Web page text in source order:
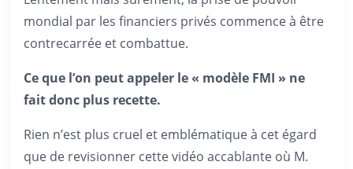
mondial par les financiers privés commence à être
contrecarrée et combattue.
Ce que l’on peut appeler le « modèle FMI » ne
fait donc plus recette.
Rien n’est plus cruel et emblématique à cet égard
que de revisionner cette vidéo accablante où M.